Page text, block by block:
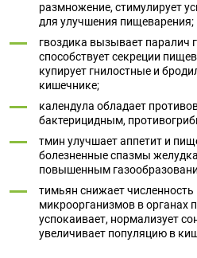
размножение, стимулирует
для улучшения пищеварения;
гвоздика вызывает паралич
способствует секреции
купирует гнилостные и
кишечнике;
календула обладает
бактерицидным,
тмин улучшает аппетит и
болезненные спазмы
повышенным
тимьян снижает численность
микроорганизмов в органах
успокаивает, нормализует
увеличивает популяцию в